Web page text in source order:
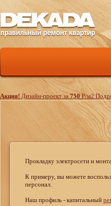
Акция! Дизайн-проект за750 Р/м2
Прокладку электросети и
К примеру, вы можете
персонал.
Наш профиль - капитальный